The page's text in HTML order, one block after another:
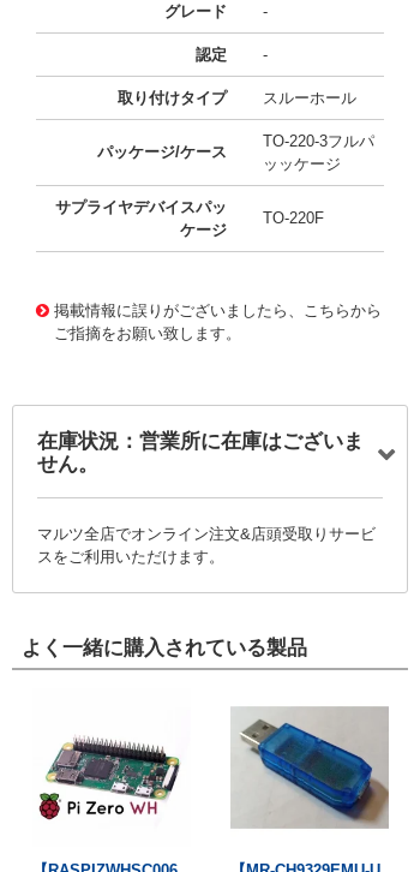
グレード -
認定 -
取り付けタイプ スルーホール
パッケージ/ケース
TO-220-3フルパ
ッッケージ
サプライヤデバイスパッ
ケージ
TO-220F
掲載情報に誤りがございましたら、こちらから
ご指摘をお願い致します。
在庫状況：営業所に在庫はございま
せん。
マルツ全店でオンライン注文&店頭受取りサービ
スをご利用いただけます。
よく一緒に購入されている製品